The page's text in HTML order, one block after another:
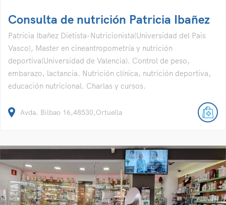
Consulta de nutrición Patricia Ibañez
Patricia Ibañez Dietista-Nutricionista(Universidad del Pais
Vasco), Master en cineantropometría y nutrición
deportiva(Universidad de Valencia). Control de peso,
embarazo, lactancia. Nutrición clínica, nutrición deportiva,
educación nutricional. Charlas y cursos.
Avda. Bilbao 16,48530,Ortuella